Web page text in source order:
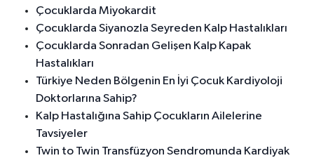
Çocuklarda Miyokardit
Çocuklarda Siyanozla Seyreden Kalp Hastalıkları
Çocuklarda Sonradan Gelişen Kalp Kapak
Hastalıkları
Türkiye Neden Bölgenin En İyi Çocuk Kardiyoloji
Doktorlarına Sahip?
Kalp Hastalığına Sahip Çocukların Ailelerine
Tavsiyeler
Twin to Twin Transfüzyon Sendromunda Kardiyak